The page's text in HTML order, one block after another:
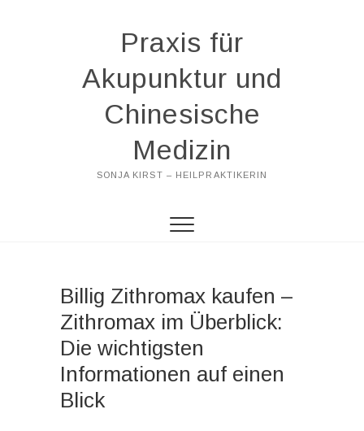
Praxis für
Akupunktur und
Chinesische
Medizin
SONJA KIRST – HEILPRAKTIKERIN
Billig Zithromax kaufen –
Zithromax im Überblick:
Die wichtigsten
Informationen auf einen
Blick